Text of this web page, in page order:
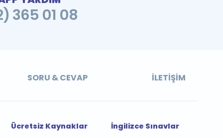
365 01 08
SORU & CEVAP İLETIŞIM
Ücretsiz Kaynaklar
İngilizce Sınavlar